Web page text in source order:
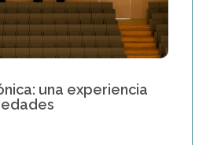
una experiencia